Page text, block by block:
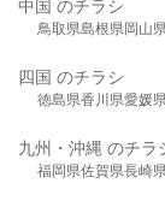
中国 のチラシ
鳥取県島根県岡山
四国 のチラシ
徳島県香川県愛媛
九州・沖縄 のチラ
福岡県佐賀県長崎